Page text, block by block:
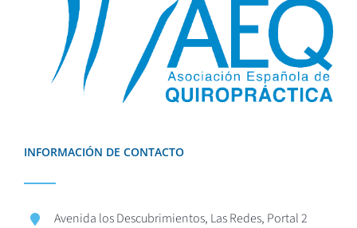
INFORMACIÓN DE CONTACTO
Avenida los Descubrimientos, Las Redes, Portal 2